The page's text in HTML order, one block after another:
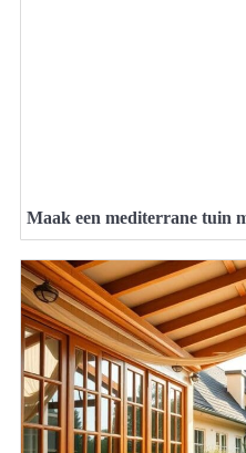
Maak een mediterrane tuin